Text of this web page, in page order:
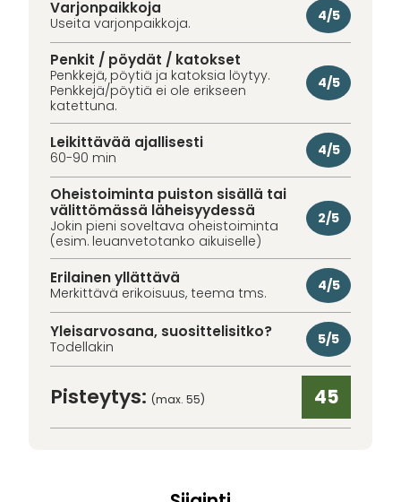
Varjonpaikkoja
Useita varjonpaikkoja. 4/5
Penkit / pöydät / katokset
Penkkejä, pöytiä ja katoksia löytyy.
Penkkejä/pöytiä ei ole erikseen
katettuna.
4/5
Leikittävää ajallisesti
60-90 min 4/5
Oheistoiminta puiston sisällä tai
välittömässä läheisyydessä
Jokin pieni soveltava oheistoiminta
(esim. leuanvetotanko aikuiselle)
2/5
Erilainen yllättävä
Merkittävä erikoisuus, teema tms. 4/5
Yleisarvosana, suosittelisitko?
Todellakin 5/5
Pisteytys: (max. 55) 45